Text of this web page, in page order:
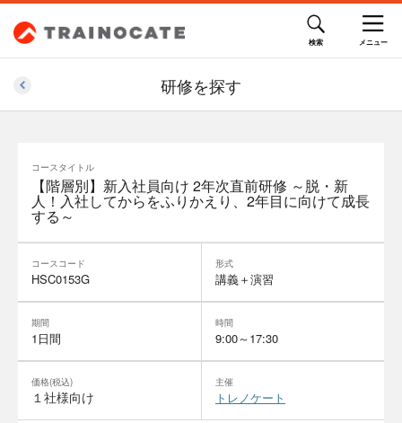
研修を探す
コースタイトル
【階層別】新入社員向け 2年次直前研修 ～脱・新
人！入社してからをふりかえり、2年目に向けて成長
する～
コースコード
HSC0153G
形式
講義＋演習
期間
1日間
時間
9:00～17:30
価格(税込)
１社様向け
主催
トレノケート